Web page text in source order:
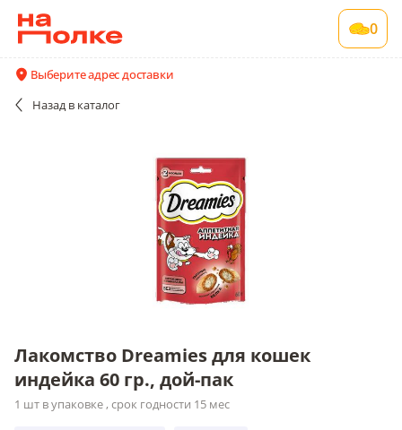
0
Выберите адрес доставки
Назад в каталог
Лакомство Dreamies для кошек индейка 60
гр., дой-пак
Лакомство Dreamies для кошек
индейка 60 гр., дой-пак
1 шт в упаковке , срок годности 15 мес